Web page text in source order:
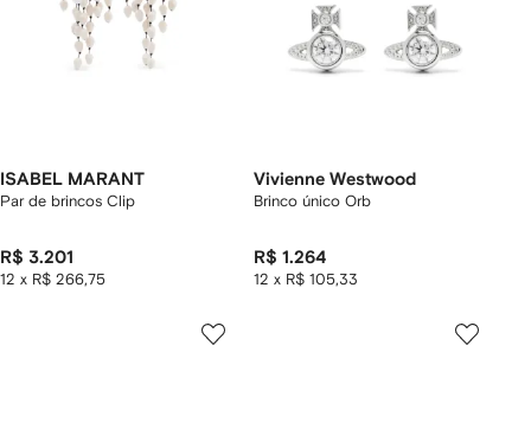
ISABEL MARANT
Par de brincos Clip
R$ 3.201
12 x R$ 266,75
Vivienne Westwood
Brinco único Orb
R$ 1.264
12 x R$ 105,33